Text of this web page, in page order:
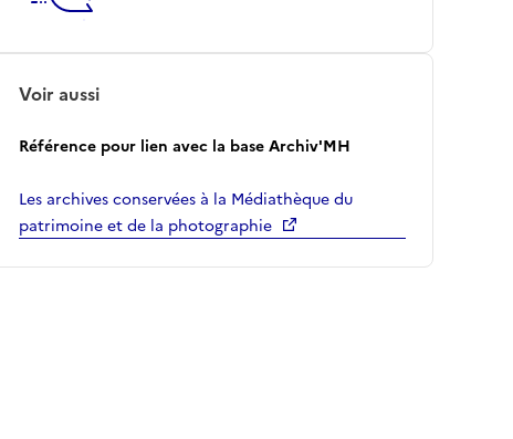
Voir aussi
Référence pour lien avec la base Archiv'MH
Les archives conservées à la Médiathèque du
patrimoine et de la photographie